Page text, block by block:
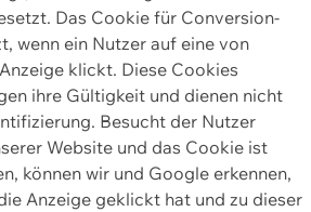
Das Cookie für Conversion-
wenn ein Nutzer auf eine von
klickt. Diese Cookies
ihre Gültigkeit und dienen nicht
Besucht der Nutzer
Website und das Cookie ist
können wir und Google erkennen,
Anzeige geklickt hat und zu dieser